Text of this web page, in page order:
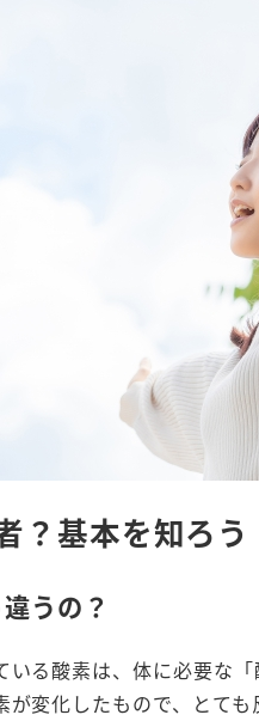
？基本を知ろう
うの？
る酸素は、体に必要な「
変化したもので、とても